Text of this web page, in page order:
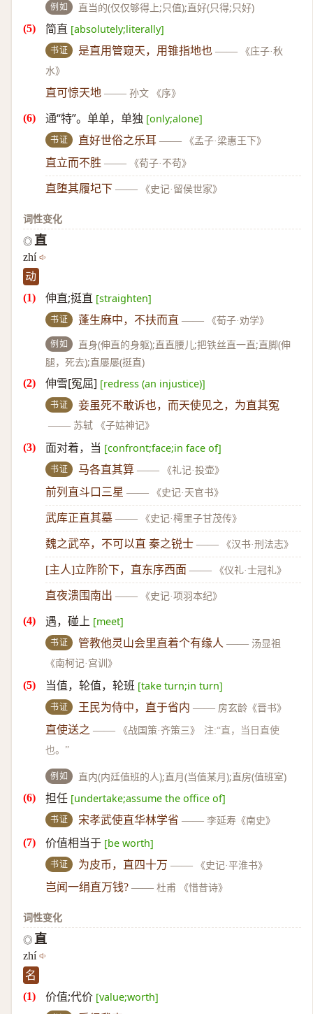
例如 直当的(仅仅够得上;只值);直好(只得;只好)
简直 [absolutely;literally]
书证 是直用管窥天，用锥指地也 ——
《庄子·秋
水》
直可惊天地 —— 孙文 《序》
通“特”。单单，单独 [only;alone]
书证 直好世俗之乐耳 —— 《孟子·梁惠王下》
直立而不胜 —— 《荀子·不苟》
直堕其履圮下 —— 《史记·留侯世家》
词性变化
◎ 直
zhí
动
伸直;挺直 [straighten]
书证 蓬生麻中，不扶而直 —— 《荀子·劝学》
例如
直身(伸直的身躯);直直腰儿;把铁丝直一直;直脚(伸
腿，死去);直屡屡(挺直)
伸雪[冤屈] [redress (an injustice)]
书证
妾虽死不敢诉也，而天使见之，为直其冤
—— 苏轼 《子姑神记》
面对着，当 [confront;face;in face of]
书证 马各直其算 —— 《礼记·投壶》
前列直斗口三星 —— 《史记·天官书》
武库正直其墓 —— 《史记·樗里子甘茂传》
魏之武卒，不可以直 秦之锐士 —— 《汉书·刑法志》
[主人]立阼阶下，直东序西面 —— 《仪礼·士冠礼》
直夜溃围南出 —— 《史记·项羽本纪》
遇，碰上 [meet]
书证 管教他灵山会里直着个有缘人 —— 汤显祖
《南柯记·宫训》
当值，轮值，轮班 [take turn;in turn]
书证 王民为侍中，直于省内 —— 房玄龄《晋书》
直使送之 —— 《战国策·齐策三》
注:“直，当日直使
也。”
例如 直内(内廷值班的人);直月(当值某月);直房(值班室)
担任 [undertake;assume the office of]
书证 宋孝武使直华林学省 —— 李延寿《南史》
价值相当于 [be worth]
书证 为皮币，直四十万 —— 《史记·平淮书》
岂闻一绢直万钱? —— 杜甫 《惜昔诗》
词性变化
◎ 直
zhí
名
价值;代价 [value;worth]